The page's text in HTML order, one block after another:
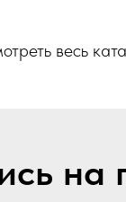
весь
на